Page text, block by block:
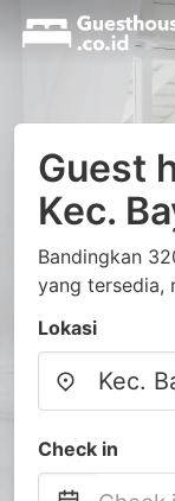
Guest
Kec.
Bandingkan
yang tersedia,
Lokasi
Check in